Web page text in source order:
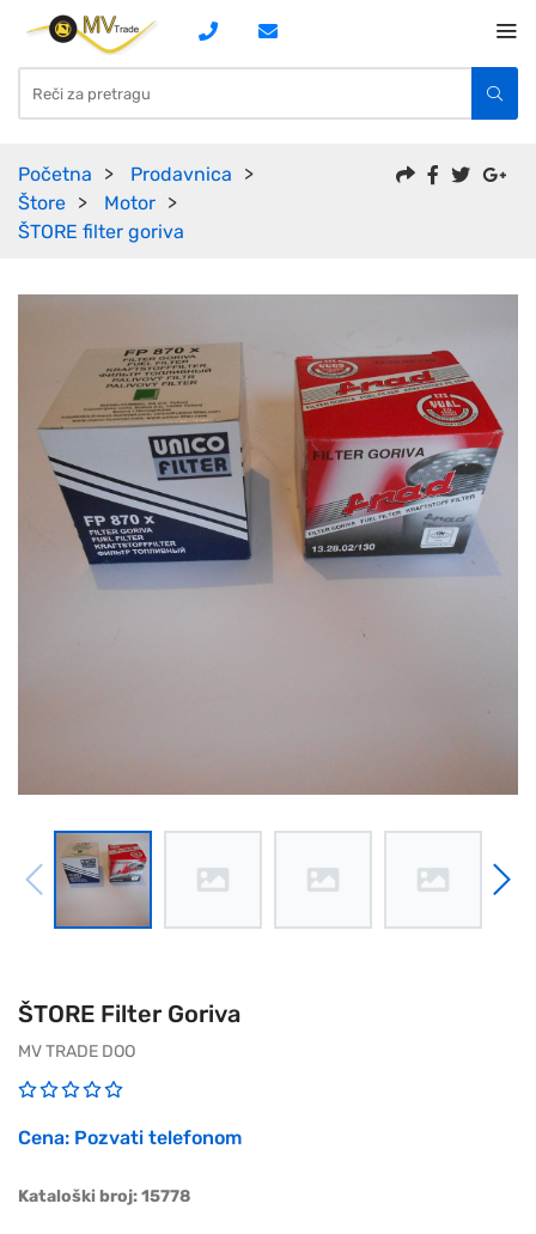
Početna
Prodavnica
Štore
Motor
ŠTORE filter goriva
ŠTORE Filter Goriva
MV TRADE DOO
Cena: Pozvati telefonom
Kataloški broj: 15778